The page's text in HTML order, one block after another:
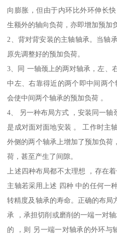
向膨胀，但由于内环比外环伸长
生额外的轴向负荷，亦即增加预加
2、背对背安装的主轴轴承。当轴
原先调整好的预加负荷。
3、同 一轴颈上的两对轴承，左、
中左、右靠得近的两个即中间两
会使中间两个轴承的预加负荷 。
4、 另一种布局方式 ，安装同一
是成对面对面地安装 。 工作时主
外侧的两个轴承上增加了预加负荷
荷，甚至产生了间隙。
上述四种布局都不太理想 ，存在
主轴若采用上述 四种 中的任何一
转精度及轴承的寿命。正确的布局
承 ，承担切削或磨削的一端一对
的 ，则 另一端一对轴承的外环与